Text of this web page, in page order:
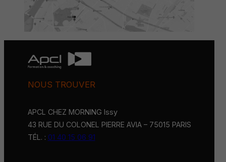
NOUS TROUVER
APCL CHEZ MORNING Issy
43 RUE DU COLONEL PIERRE AVIA – 75015 PARIS
TÉL. : 01 40 15 06 91